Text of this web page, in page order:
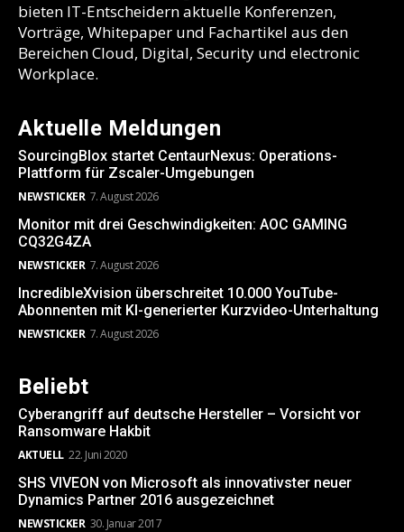
bieten IT-Entscheidern aktuelle Konferenzen,
Vorträge, Whitepaper und Fachartikel aus den
Bereichen Cloud, Digital, Security und electronic
Workplace.
Aktuelle Meldungen
SourcingBlox startet CentaurNexus: Operations-
Plattform für Zscaler-Umgebungen
NEWSTICKER 7. August 2026
Monitor mit drei Geschwindigkeiten: AOC GAMING
CQ32G4ZA
NEWSTICKER 7. August 2026
IncredibleXvision überschreitet 10.000 YouTube-
Abonnenten mit KI-generierter Kurzvideo-Unterhaltung
NEWSTICKER 7. August 2026
Beliebt
Cyberangriff auf deutsche Hersteller – Vorsicht vor
Ransomware Hakbit
AKTUELL 22. Juni 2020
SHS VIVEON von Microsoft als innovativster neuer
Dynamics Partner 2016 ausgezeichnet
NEWSTICKER 30. Januar 2017